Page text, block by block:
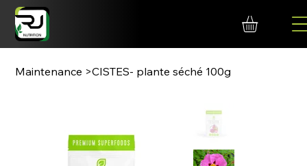
Maintenance >CISTES- plante séché 100g